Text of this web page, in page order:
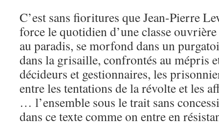
C’est sans fioritures que Jean-Pierre
force le quotidien d’une classe
au paradis, se morfond dans un
dans la grisaille, confrontés au mépris
décideurs et gestionnaires, les
entre les tentations de la révolte et les
… l’ensemble sous le trait sans
dans ce texte comme on entre en